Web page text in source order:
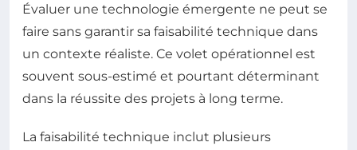
Évaluer une technologie émergente ne peut se
faire sans garantir sa faisabilité technique dans
un contexte réaliste. Ce volet opérationnel est
souvent sous-estimé et pourtant déterminant
dans la réussite des projets à long terme.
La faisabilité technique inclut plusieurs